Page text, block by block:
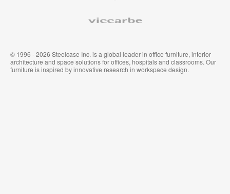
© 1996 - 2026 Steelcase Inc. is a global leader in office furniture, interior
architecture and space solutions for offices, hospitals and classrooms. Our
furniture is inspired by innovative research in workspace design.